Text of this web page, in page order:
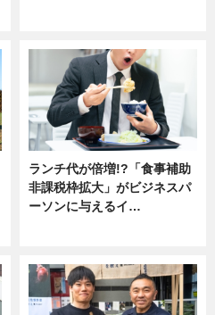
ランチ代が倍増!?「食事補助
非課税枠拡大」がビジネスパ
ーソンに与えるイ…